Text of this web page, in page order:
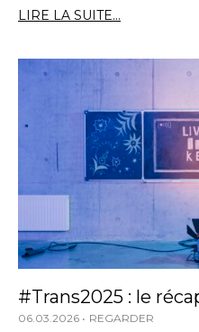
LIRE LA SUITE...
#Trans2025 : le
06.03.2026 REGARDER